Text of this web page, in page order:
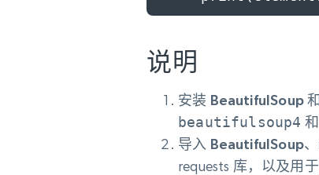
说明
安装 BeautifulSoup
beautifulsoup4 和
导入 BeautifulSoup
requests 库，以及用